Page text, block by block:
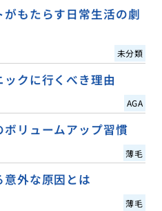
もたらす日常生活の劇
未分類
クに行くべき理由
AGA
リュームアップ習慣
薄毛
外な原因とは
薄毛